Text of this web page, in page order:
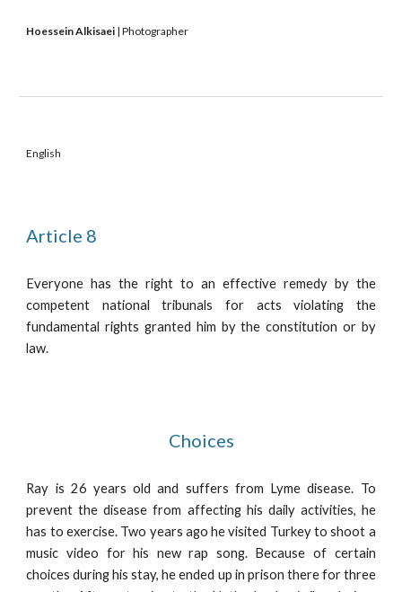
Hoessein Alkisaei | Photographer
English
Article 8
Everyone has the right to an effective remedy by the
competent national tribunals for acts violating the
fundamental rights granted him by the constitution or by
law.
Choices
Ray is 26 years old and suffers from Lyme disease. To
prevent the disease from affecting his daily activities, he
has to exercise. Two years ago he visited Turkey to shoot a
music video for his new rap song. Because of certain
choices during his stay, he ended up in prison there for three